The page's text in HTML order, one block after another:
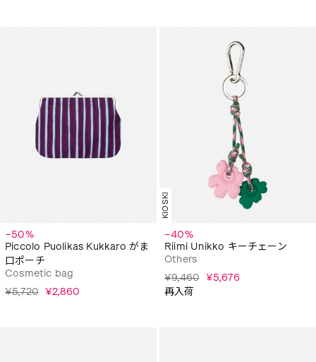
−50%
Piccolo Puolikas Kukkaro がま
口ポーチ
Cosmetic bag
¥5,720 ¥2,860
KIOSKI
−40%
Riimi Unikko キーチェーン
Others
¥9,460 ¥5,676
再入荷